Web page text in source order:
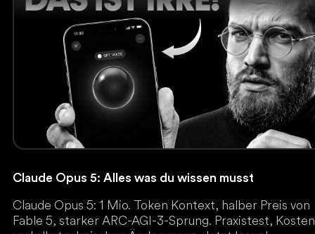
Claude Opus 5: Alles was du wissen musst
Claude Opus 5: 1 Mio. Token Kontext, halber Preis von
Fable 5, starker ARC-AGI-3-Sprung. Praxistest,